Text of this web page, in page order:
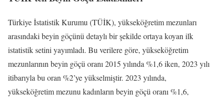
Türkiye İstatistik Kurumu (TÜİK), yükseköğretim mezunları
arasındaki beyin göçünü detaylı bir şekilde ortaya koyan ilk
istatistik setini yayımladı. Bu verilere göre, yükseköğretim
mezunlarının beyin göçü oranı 2015 yılında %1,6 iken, 2023 yılı
itibarıyla bu oran %2’ye yükselmiştir. 2023 yılında,
yükseköğretim mezunu kadınların beyin göçü oranı %1,6,